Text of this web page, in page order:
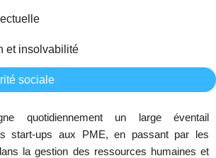
et insolvabilité
sociale
quotidiennement un large éventail
start-ups aux PME, en passant par les
la gestion des ressources humaines et